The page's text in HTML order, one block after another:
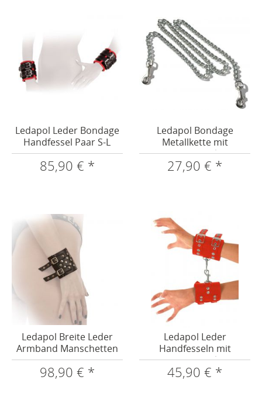
Ledapol Leder Bondage
Handfessel Paar S-L
85,90 € *
Ledapol Bondage
Metallkette mit
Karabinerhaken
27,90 € *
Ledapol Breite Leder
Armband Manschetten
mit...
98,90 € *
Ledapol Leder
Handfesseln mit
Karabinerhaken
45,90 € *